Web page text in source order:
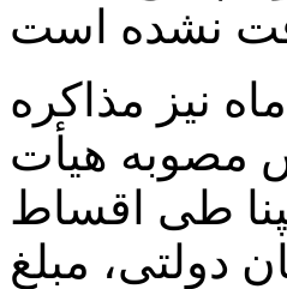
نیز مذاکره
مصوبه هیأت
طی اقساط
دولتی، مبلغ